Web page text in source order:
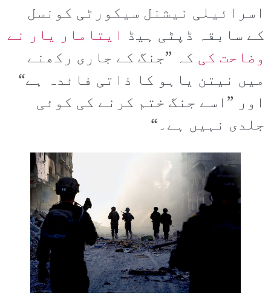
اسرائیلی نیشنل سیکورٹی کونسل
کے سابقہ ڈپٹی ہیڈ ایتامار یار نے
وضاحت کی کہ ”جنگ کے جاری رکھنے
میں نیتن یاہو کا ذاتی فائدہ ہے“
اور ”اسے جنگ ختم کرنے کی کوئی
جلدی نہیں ہے۔“